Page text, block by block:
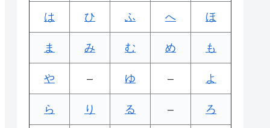
は ひ ふ へ ほ
ま み む め も
や – ゆ – よ
ら り る – ろ